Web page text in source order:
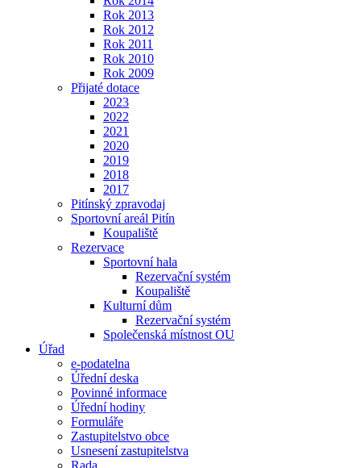
Rok 2013
Rok 2012
Rok 2011
Rok 2010
Rok 2009
Přijaté dotace
2023
2022
2021
2020
2019
2018
2017
Pitínský zpravodaj
Sportovní areál Pitín
Koupaliště
Rezervace
Sportovní hala
Rezervační systém
Koupaliště
Kulturní dům
Rezervační systém
Společenská místnost OU
Úřad
e-podatelna
Úřední deska
Povinné informace
Úřední hodiny
Formuláře
Zastupitelstvo obce
Usnesení zastupitelstva
Rada